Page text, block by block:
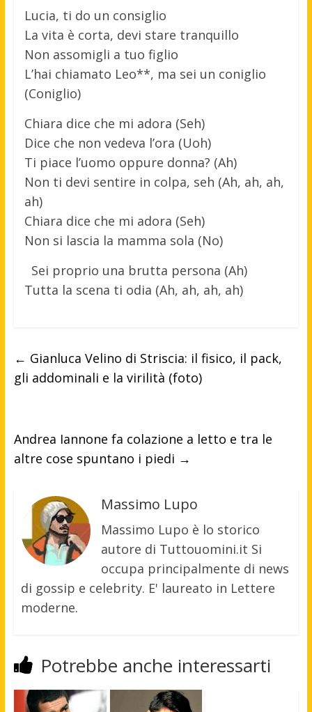
Lucia, ti do un consiglio
La vita è corta, devi stare tranquillo
Non assomigli a tuo figlio
L’hai chiamato Leo**, ma sei un coniglio
(Coniglio)
Chiara dice che mi adora (Seh)
Dice che non vedeva l’ora (Uoh)
Ti piace l’uomo oppure donna? (Ah)
Non ti devi sentire in colpa, seh (Ah, ah, ah,
ah)
Chiara dice che mi adora (Seh)
Non si lascia la mamma sola (No)
Sei proprio una brutta persona (Ah)
Tutta la scena ti odia (Ah, ah, ah, ah)
← Gianluca Velino di Striscia: il fisico, il pack,
gli addominali e la virilità (foto)
Andrea Iannone fa colazione a letto e tra le
altre cose spuntano i piedi →
Massimo Lupo
Massimo Lupo è lo storico
autore di Tuttouomini.it Si
occupa principalmente di news
di gossip e celebrity. E' laureato in Lettere
moderne.
Potrebbe anche interessarti